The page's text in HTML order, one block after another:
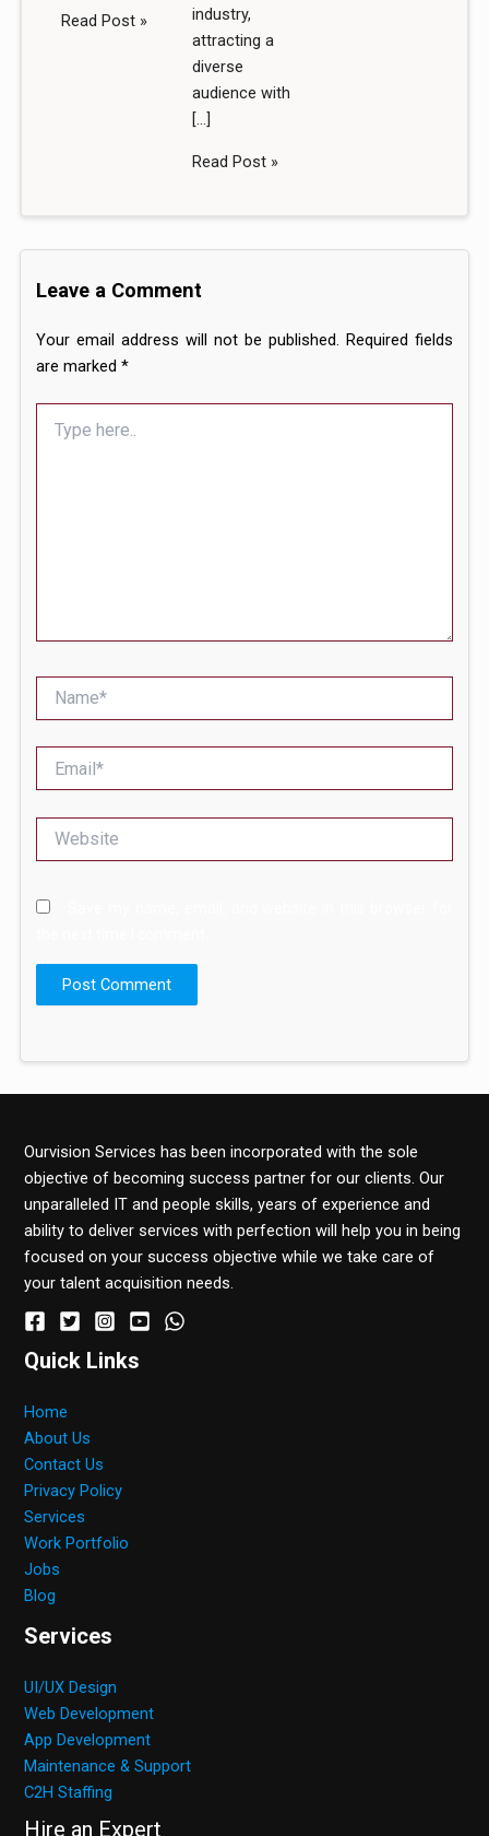
Read Post »
industry,
attracting a
diverse
audience with
[…]
Read Post »
Leave a Comment
Your email address will not be published. Required fields
are marked*
here..
Ourvision Services has been incorporated with the sole
objective of becoming success partner for our clients. Our
unparalleled IT and people skills, years of experience and
ability to deliver services with perfection will help you in being
focused on your success objective while we take care of
your talent acquisition needs.
Quick Links
Home
About Us
Contact Us
Privacy Policy
Services
Work Portfolio
Jobs
Blog
Services
UI/UX Design
Web Development
App Development
Maintenance & Support
C2H Staffing
Hire an Expert